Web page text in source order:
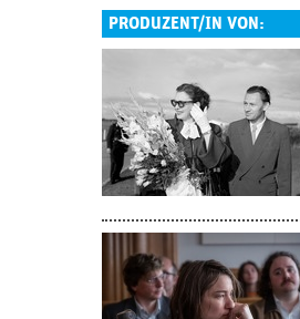
PRODUZENT/IN VON: